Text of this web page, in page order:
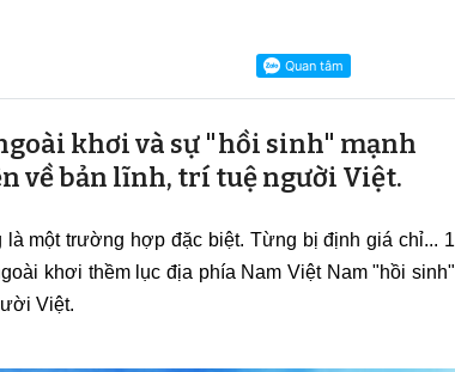
khơi và sự "hồi sinh" mạnh
về bản lĩnh, trí tuệ người Việt.
một trường hợp đặc biệt. Từng bị định giá chỉ... 1
khơi thềm lục địa phía Nam Việt Nam "hồi sinh"
Việt.